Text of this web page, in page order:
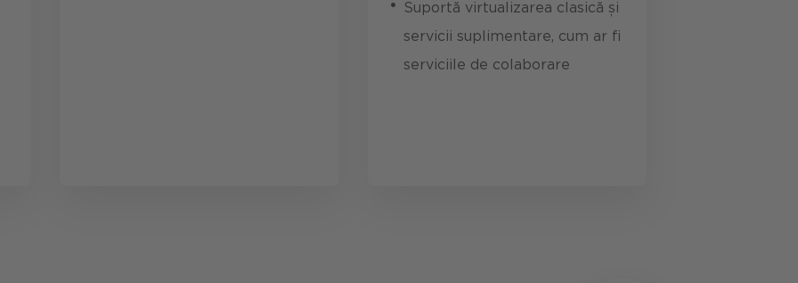
Suportă virtualizarea clasică și
servicii suplimentare, cum ar fi
serviciile de colaborare